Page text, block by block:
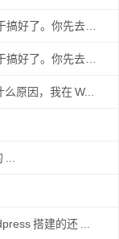
了。你先去数据
了。你先去数据
么原因，我在W...
搭建的还